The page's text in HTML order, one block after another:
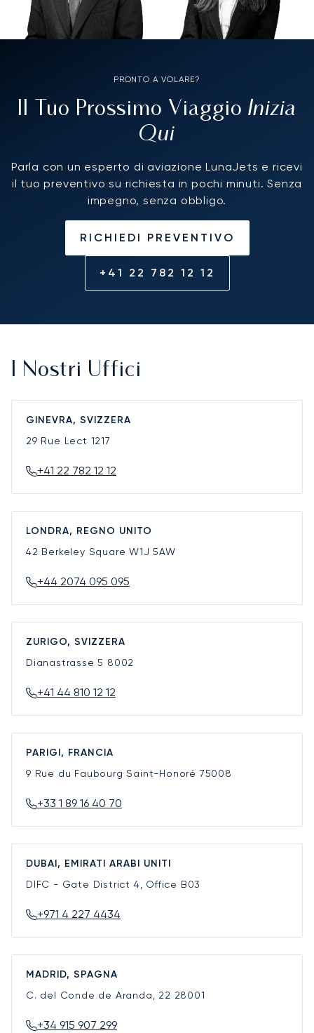
PRONTO A VOLARE?
Il Tuo Prossimo Viaggio Inizia
Qui
Parla con un esperto di aviazione LunaJets e ricevi
il tuo preventivo su richiesta in pochi minuti. Senza
impegno, senza obbligo.
RICHIEDI PREVENTIVO
+41 22 782 12 12
I Nostri Uffici
GINEVRA, SVIZZERA
29 Rue Lect 1217
+41 22 782 12 12
LONDRA, REGNO UNITO
42 Berkeley SquareW1J 5AW
+44 2074 095 095
ZURIGO, SVIZZERA
Dianastrasse 5 8002
+41 44 810 12 12
PARIGI, FRANCIA
9 Rue du Faubourg Saint-Honoré 75008
+33 1 89 16 40 70
DUBAI, EMIRATI ARABI UNITI
DIFC - Gate District 4, Office B03
+971 4 227 4434
MADRID, SPAGNA
C. del Conde de Aranda, 22 28001
+34 915 907 299